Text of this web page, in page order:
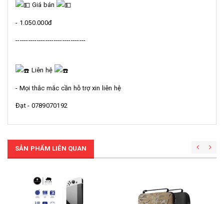
Giá bán
- 1.050.000đ
---------------------------------
Liên hệ
- Mọi thắc mắc cần hỗ trợ xin liên hệ
Đạt - 0789070192
SẢN PHẨM LIÊN QUAN